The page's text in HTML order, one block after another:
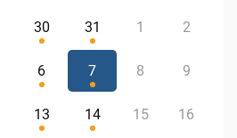
30 31 1 2
6 7 8 9
13 14 15 16